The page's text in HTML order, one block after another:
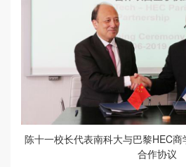
陈十一校长代表南科大与巴黎HEC
合作协议